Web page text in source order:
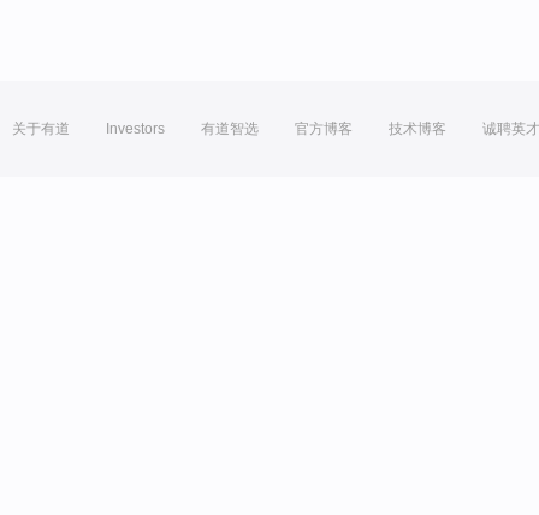
关于有道 Investors 有道智选 官方博客 技术博客 诚聘英才